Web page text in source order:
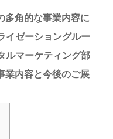
多角的な事業内容に
イゼーショングルー
ルマーケティング部
業内容と今後のご展